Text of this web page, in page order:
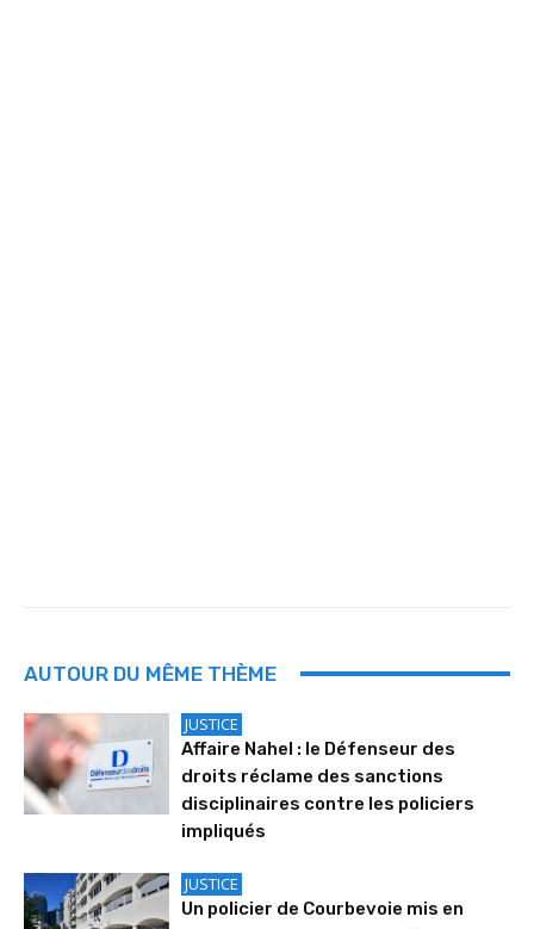
AUTOUR DU MÊME THÈME
JUSTICE
Affaire Nahel : le Défenseur des
droits réclame des sanctions
disciplinaires contre les policiers
impliqués
JUSTICE
Un policier de Courbevoie mis en